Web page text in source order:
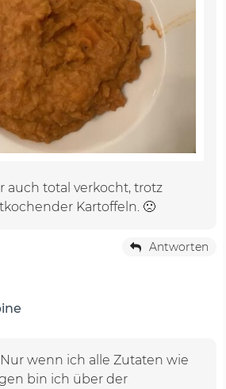
auch total verkocht, trotz
Kartoffeln. 🙁
Antworten
wenn ich alle Zutaten wie
bin ich über der